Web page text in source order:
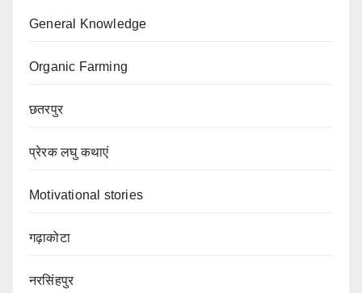
General Knowledge
Organic Farming
छतरपुर
प्रेरक लघु कथाएं
Motivational stories
गढ़ाकोटा
नरसिंहपुर